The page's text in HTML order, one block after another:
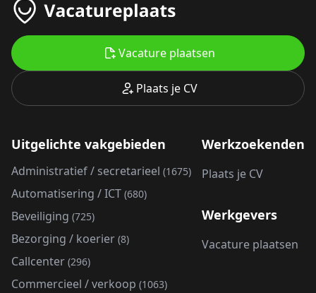
Plaats je CV
Vacature plaatsen
Uitgelichte vakgebieden
Administratief / secretarieel (1675)
Automatisering / ICT (680)
Beveiliging (725)
Bezorging / koerier (8)
Callcenter (296)
Commercieel / verkoop (1063)
Werkzoekenden
Plaats je CV
Werkgevers
Vacature plaatsen